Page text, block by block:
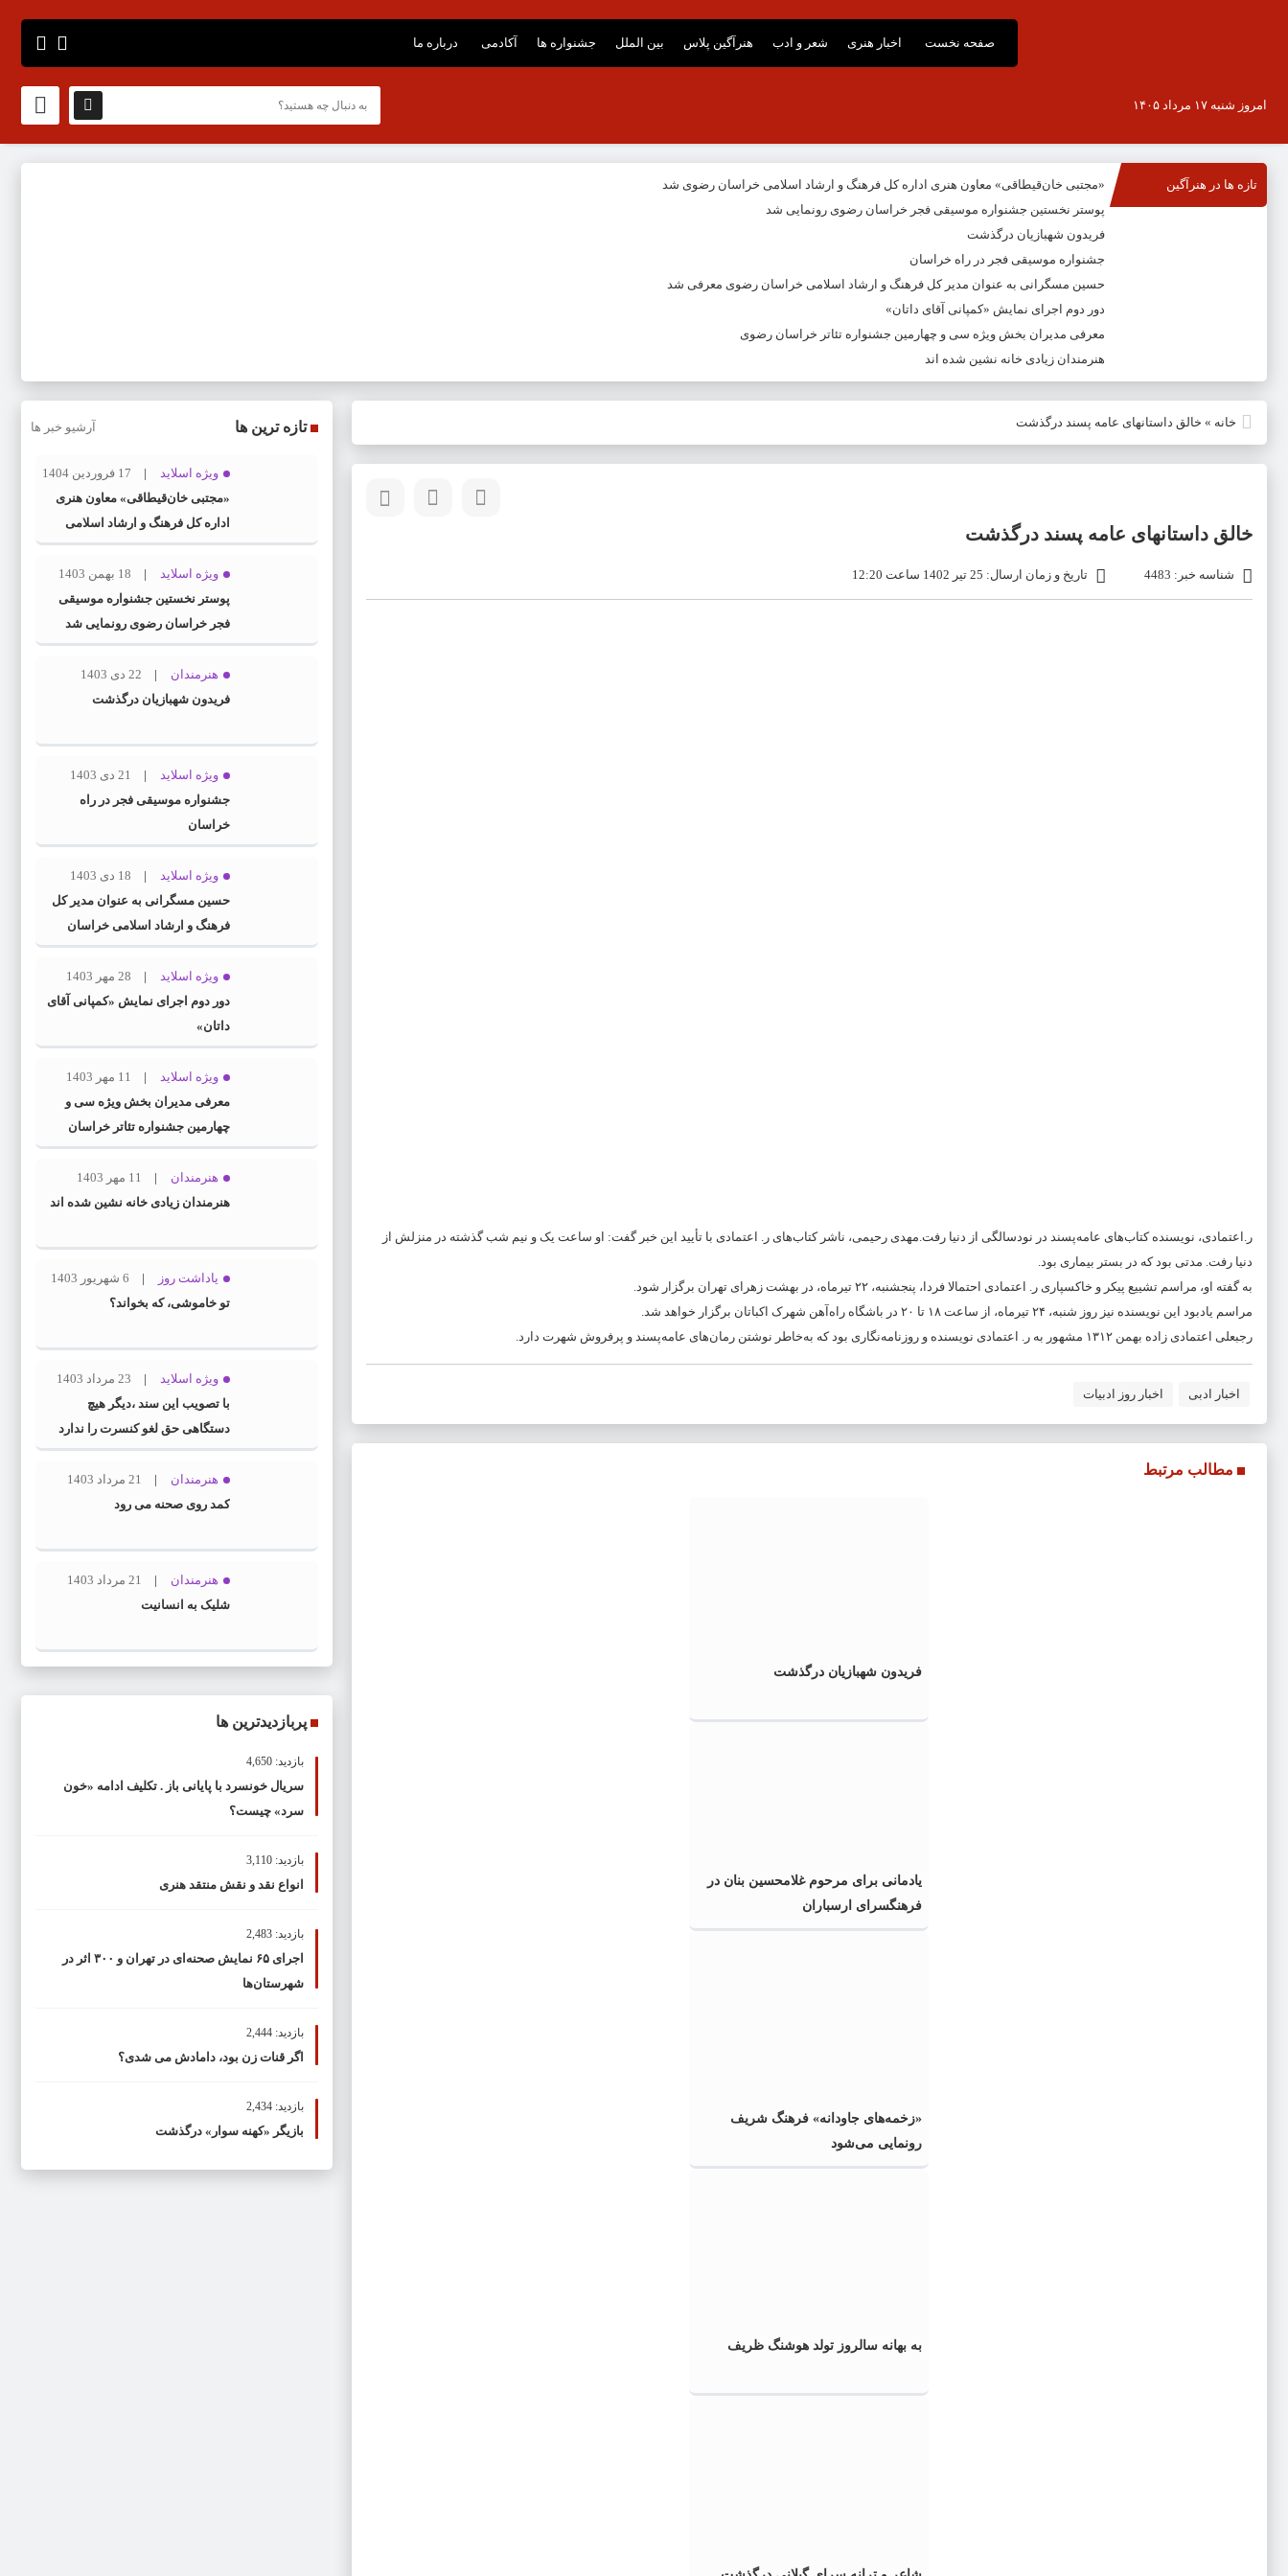
صفحه نخست اخبار هنری شعر و ادب هنرآگین پلاس بین الملل جشنواره ها آکادمی درباره ما
امروز شنبه ۱۷ مرداد ۱۴۰۵
تازه ها در هنرآگین
«مجتبی خان‌قیطاقی» معاون هنری اداره کل فرهنگ و ارشاد اسلامی خراسان رضوی شد
پوستر نخستین جشنواره موسیقی فجر خراسان رضوی رونمایی شد
فریدون شهبازیان درگذشت
جشنواره موسیقی فجر در راه خراسان
حسین مسگرانی به عنوان مدیر کل فرهنگ و ارشاد اسلامی خراسان رضوی معرفی شد
دور دوم اجرای نمایش «کمپانی آقای داتان»
معرفی مدیران بخش ویژه سی و چهارمین جشنواره تئاتر خراسان رضوی
هنرمندان زیادی خانه نشین شده اند
خانه » خالق داستانهای عامه پسند درگذشت
خالق داستانهای عامه پسند درگذشت
شناسه خبر: 4483 تاریخ و زمان ارسال: 25 تیر 1402 ساعت 12:20
ر.اعتمادی، نویسنده کتاب‌های عامه‌پسند در نودسالگی از دنیا رفت.مهدی رحیمی، ناشر کتاب‌های ر. اعتمادی با تأیید این خبر گفت: او ساعت یک و نیم شب گذشته در منزلش از
دنیا رفت. مدتی بود که در بستر بیماری بود.
به گفته او، مراسم تشییع پیکر و خاکسپاری ر. اعتمادی احتمالا فردا، پنجشنبه، ۲۲ تیرماه، در بهشت زهرای تهران برگزار شود.
مراسم یادبود این نویسنده نیز روز شنبه، ۲۴ تیرماه، از ساعت ۱۸ تا ۲۰ در باشگاه راه‌آهن شهرک اکباتان برگزار خواهد شد.
رجبعلی اعتمادی زاده بهمن ۱۳۱۲ مشهور به ر. اعتمادی نویسنده و روزنامه‌نگاری بود که به‌خاطر نوشتن رمان‌های عامه‌پسند و پرفروش شهرت دارد.
اخبار ادبی اخبار روز ادبیات
مطالب مرتبط
فریدون شهبازیان درگذشت
یادمانی برای مرحوم غلامحسین بنان در
فرهنگسرای ارسباران
«زخمه‌های جاودانه» فرهنگ شریف
رونمایی می‌شود
به بهانه سالروز تولد هوشنگ ظریف
تازه ترین ها آرشیو خبر ها
ویژه اسلاید
17 فروردین 1404
«مجتبی خان‌قیطاقی» معاون هنری
اداره کل فرهنگ و ارشاد اسلامی
خراسان رضوی شد
ویژه اسلاید
18 بهمن 1403
پوستر نخستین جشنواره موسیقی
فجر خراسان رضوی رونمایی شد
هنرمندان
22 دی 1403
فریدون شهبازیان درگذشت
ویژه اسلاید
21 دی 1403
جشنواره موسیقی فجر در راه
خراسان
ویژه اسلاید
18 دی 1403
حسین مسگرانی به عنوان مدیر کل
فرهنگ و ارشاد اسلامی خراسان
رضوی معرفی شد
ویژه اسلاید
28 مهر 1403
دور دوم اجرای نمایش «کمپانی آقای
داتان»
ویژه اسلاید
11 مهر 1403
معرفی مدیران بخش ویژه سی و
چهارمین جشنواره تئاتر خراسان
رضوی
هنرمندان
11 مهر 1403
هنرمندان زیادی خانه نشین شده اند
یاداشت روز
6 شهریور 1403
تو خاموشی، که بخواند؟
ویژه اسلاید
23 مرداد 1403
با تصویب این سند ،دیگر هیچ
دستگاهی حق لغو کنسرت را ندارد
هنرمندان
21 مرداد 1403
کمد روی صحنه می رود
هنرمندان
21 مرداد 1403
شلیک به انسانیت
پربازدیدترین ها
بازدید: 4,650
سریال خونسرد با پایانی باز . تکلیف ادامه «خون
سرد» چیست؟
بازدید: 3,110
انواع نقد و نقش منتقد هنری
بازدید: 2,483
اجرای ۶۵ نمایش صحنه‌ای در تهران و ۳۰۰ اثر در
شهرستان‌ها
بازدید: 2,444
اگر قنات زن بود، دامادش می شدی؟
بازدید: 2,434
بازیگر «کهنه سوار» درگذشت